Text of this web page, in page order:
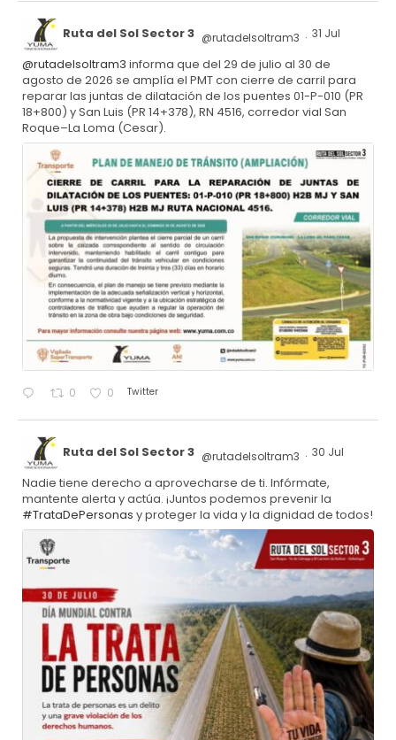
Ruta del Sol Sector 3 @rutadelsoltram3 · 31 Jul
@rutadelsoltram3 informa que del 29 de julio al 30 de
agosto de 2026 se amplía el PMT con cierre de carril para
reparar las juntas de dilatación de los puentes 01-P-010 (PR
18+800) y San Luis (PR 14+378), RN 4516, corredor vial San
Roque–La Loma (Cesar).
0 0 Twitter
Ruta del Sol Sector 3 @rutadelsoltram3 · 30 Jul
Nadie tiene derecho a aprovecharse de ti. Infórmate,
mantente alerta y actúa. ¡Juntos podemos prevenir la
#TrataDePersonas y proteger la vida y la dignidad de todos!